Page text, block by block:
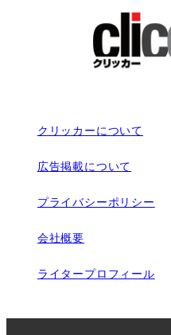
クリッカーについて
広告掲載について
プライバシーポリシー
会社概要
ライタープロフィール